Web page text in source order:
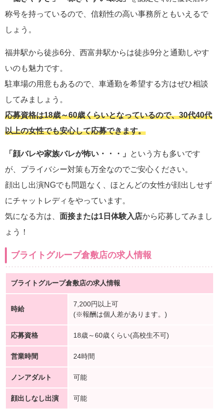
称号を持っているので、信頼性の高い事務所ともいえるで
しょう。
福井駅から徒歩6分、西富井駅からは徒歩9分と通勤しやす
いのも魅力です。
駐車場の用意もあるので、車通勤を希望する方はぜひ相談
してみましょう。
応募資格は18歳～60歳くらいとなっているので、30代40代
以上の女性でも安心して応募できます。
「顔バレや家族バレが怖い・・・」
という方も多いです
が、プライバシー対策も万全なのでご安心ください。
顔出し出演NGでも問題なく、ほとんどの女性が顔出しせず
にチャットレディをやっています。
気になる方は、 面接または1日体験入店から応募してみまし
ょう！
ブライトグループ倉敷店の求人情報
ブライトグループ倉敷店の求人情報
時給
7,200円以上可
(※報酬は個人差があります。)
応募資格 18歳～60歳くらい(高校生不可)
営業時間 24時間
ノンアダルト 可能
顔出しなし出演 可能